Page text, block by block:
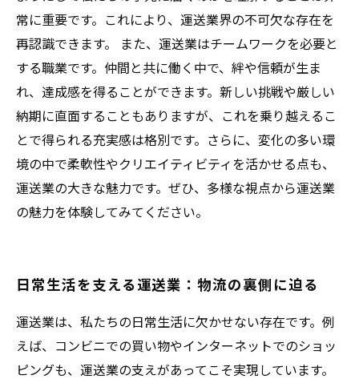
常に重要です。これにより、運送業界の不可欠な存在を
再認識できます。 また、運送業はチームワークを必要と
する職業です。仲間と共に働く中で、絆や信頼が生ま
れ、達成感を得ることができます。新しい挑戦や厳しい
納期に直面することもありますが、これを乗り越えるこ
とで得られる充実感は格別です。さらに、変化の多い環
境の中で柔軟性やクリエイティビティを活かせる点も、
運送業の大きな魅力です。ぜひ、多様な視点から運送業
の魅力を体験してみてください。
日常生活を支える運送業：物流の裏側に迫る
運送業は、私たちの日常生活に欠かせない存在です。例
えば、コンビニでの買い物やインターネットでのショッ
ピングも、運送業の支えがあってこそ実現しています。